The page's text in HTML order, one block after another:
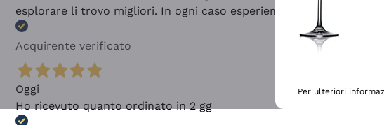
esplorare li trovo migliori. In ogni caso esperienza buona e lo
Acquirente verificato
Oggi
Ho ricevuto quanto ordinato in 2 gg
Per ulteriori